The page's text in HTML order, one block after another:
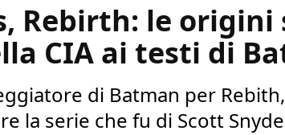
Rebirth: le
CIA ai testi di
di Batman per
la serie che fu di Scott